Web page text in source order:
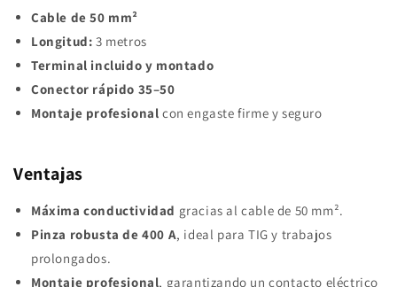
Cable de 50 mm²
Longitud: 3 metros
Terminal incluido y montado
Conector rápido 35–50
Montaje profesional con engaste firme y seguro
Ventajas
Máxima conductividad gracias al cable de 50 mm².
Pinza robusta de 400 A, ideal para TIG y trabajos
prolongados.
Montaje profesional, garantizando un contacto eléctrico